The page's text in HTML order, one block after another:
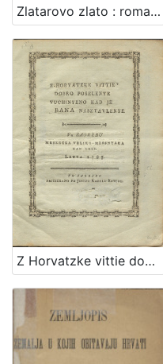
Zlatarovo zlato : roman iz prošlosti zagrebačke / napisao ga August Šenoa
Z Horvatzke vittie dobro poselenye vuchinyeno kad je bana nasztavlenye : vu Zagrebu meszecza veliko-messnyaka dan XXXI. letta 1785